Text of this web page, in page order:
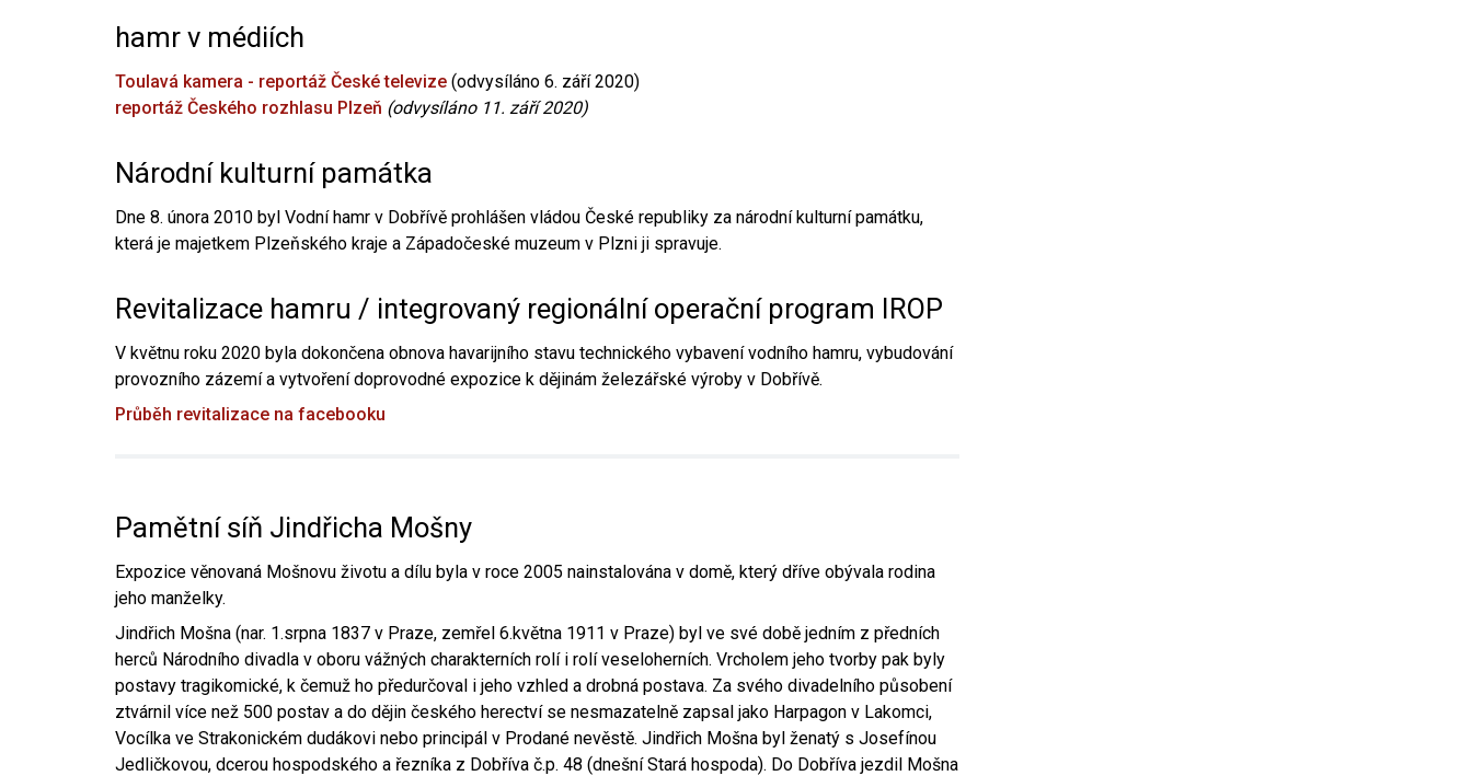
hamr v médiích
Toulavá kamera - reportáž České televize (odvysíláno 6. září 2020)
reportáž Českého rozhlasu Plzeň (odvysíláno 11. září 2020)
Národní kulturní památka
Dne 8. února 2010 byl Vodní hamr v Dobřívě prohlášen vládou České republiky za národní kulturní památku,
která je majetkem Plzeňského kraje a Západočeské muzeum v Plzni ji spravuje.
Revitalizace hamru / integrovaný regionální operační program IROP
V květnu roku 2020 byla dokončena obnova havarijního stavu technického vybavení vodního hamru, vybudování
provozního zázemí a vytvoření doprovodné expozice k dějinám železářské výroby v Dobřívě.
Průběh revitalizace na facebooku
Pamětní síň Jindřicha Mošny
Expozice věnovaná Mošnovu životu a dílu byla v roce 2005 nainstalována v domě, který dříve obývala rodina
jeho manželky.
Jindřich Mošna (nar. 1.srpna 1837 v Praze, zemřel 6.května 1911 v Praze) byl ve své době jedním z předních
herců Národního divadla v oboru vážných charakterních rolí i rolí veseloherních. Vrcholem jeho tvorby pak byly
postavy tragikomické, k čemuž ho předurčoval i jeho vzhled a drobná postava. Za svého divadelního působení
ztvárnil více než 500 postav a do dějin českého herectví se nesmazatelně zapsal jako Harpagon v Lakomci,
Vocílka ve Strakonickém dudákovi nebo principál v Prodané nevěstě. Jindřich Mošna byl ženatý s Josefínou
Jedličkovou, dcerou hospodského a řezníka z Dobříva č.p. 48 (dnešní Stará hospoda). Do Dobříva jezdil Mošna